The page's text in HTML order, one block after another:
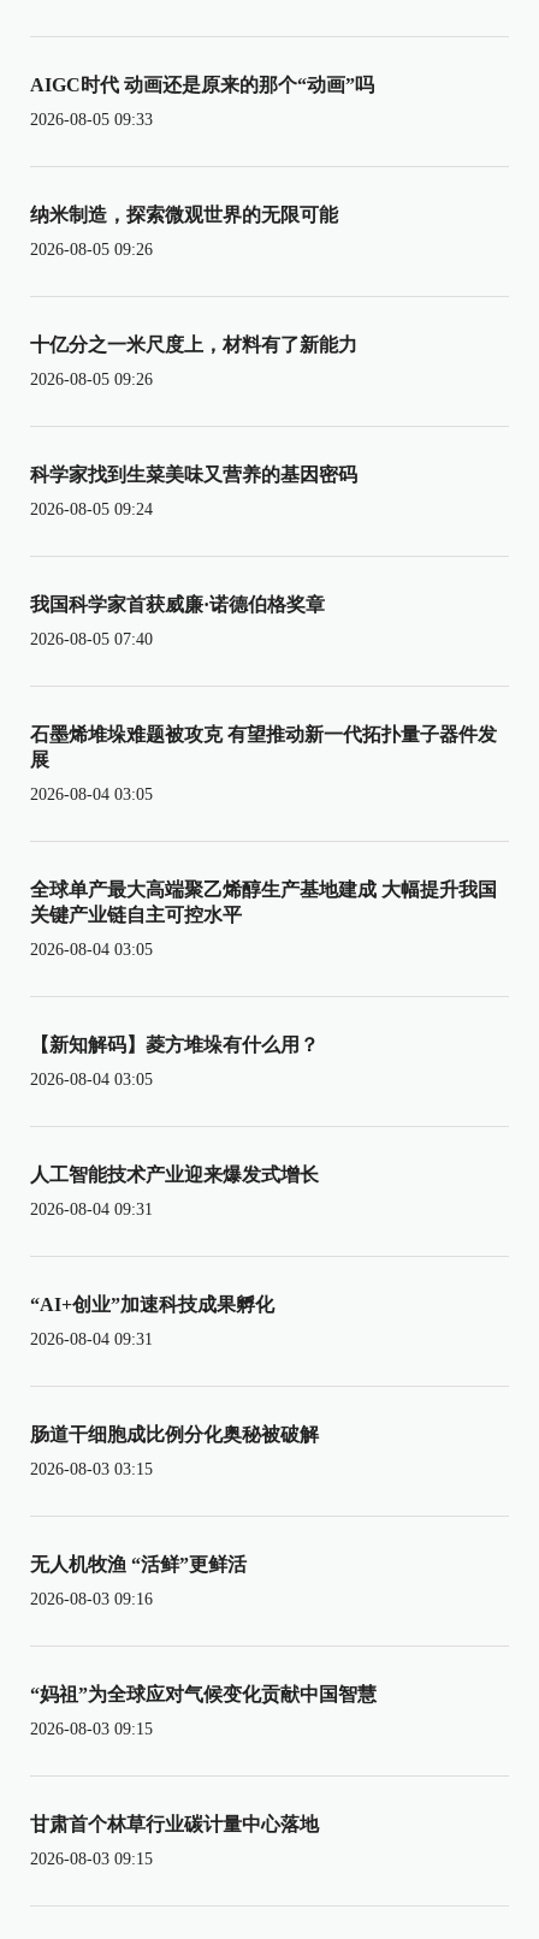
AIGC时代 动画还是原来的那个“动画”吗
2026-08-05 09:33
纳米制造，探索微观世界的无限可能
2026-08-05 09:26
十亿分之一米尺度上，材料有了新能力
2026-08-05 09:26
科学家找到生菜美味又营养的基因密码
2026-08-05 09:24
我国科学家首获威廉·诺德伯格奖章
2026-08-05 07:40
石墨烯堆垛难题被攻克 有望推动新一代拓扑量子器件发
展
2026-08-04 03:05
全球单产最大高端聚乙烯醇生产基地建成 大幅提升我国
关键产业链自主可控水平
2026-08-04 03:05
【新知解码】菱方堆垛有什么用？
2026-08-04 03:05
人工智能技术产业迎来爆发式增长
2026-08-04 09:31
“AI+创业”加速科技成果孵化
2026-08-04 09:31
肠道干细胞成比例分化奥秘被破解
2026-08-03 03:15
无人机牧渔 “活鲜”更鲜活
2026-08-03 09:16
“妈祖”为全球应对气候变化贡献中国智慧
2026-08-03 09:15
甘肃首个林草行业碳计量中心落地
2026-08-03 09:15